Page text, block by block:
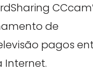
de
pagos
Internet.